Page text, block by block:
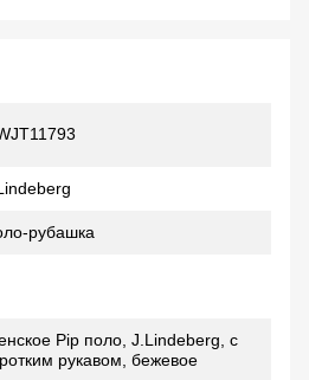
рубашка
Pip поло, J.Lindeberg, с
рукавом, бежевое